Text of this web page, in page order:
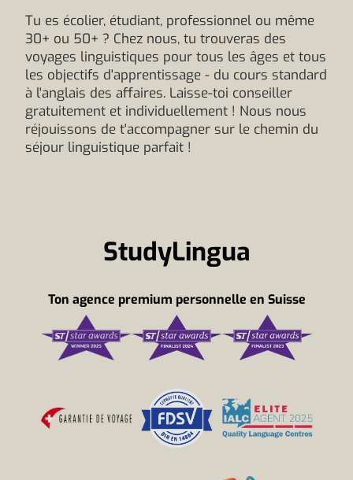
Tu es écolier, étudiant, professionnel ou même
30+ ou 50+ ? Chez nous, tu trouveras des
voyages linguistiques pour tous les âges et tous
les objectifs d'apprentissage - du cours standard
à l'anglais des affaires. Laisse-toi conseiller
gratuitement et individuellement ! Nous nous
réjouissons de t'accompagner sur le chemin du
séjour linguistique parfait !
StudyLingua
Ton agence premium personnelle en Suisse